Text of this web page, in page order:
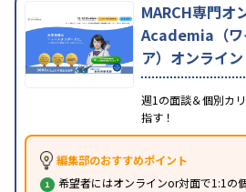
MARCH専門オ
Academia（ワ
ア）オンライン
週1の面談＆個別カ
指す！
編集部のおすすめポイント
希望者にはオンラインor対面で1:1の